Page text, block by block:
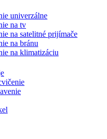
univerzálne
na tv
na satelitné prijímače
na bránu
na klimatizáciu